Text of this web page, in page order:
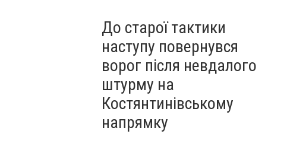
До старої тактики
наступу повернувся
ворог після невдалого
штурму на
Костянтинівському
напрямку